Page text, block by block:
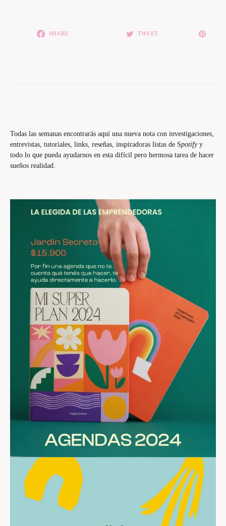
SHARE TWEET
Todas las semanas encontrarás aquí una nueva nota con investigaciones,
entrevistas, tutoriales, links, reseñas, inspiradoras listas de Spotify y
todo lo que pueda ayudarnos en esta difícil pero hermosa tarea de hacer
sueños realidad.